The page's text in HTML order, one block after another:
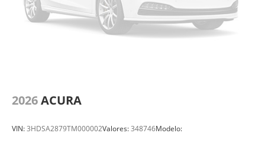
2026ACURA
VIN:3HDSA2879TM000002Valores:348746Modelo: